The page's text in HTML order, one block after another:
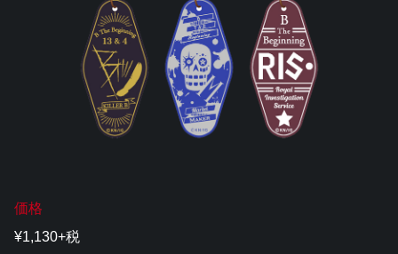
価格
¥1,130+税